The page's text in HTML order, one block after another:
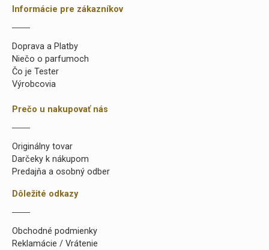
Informácie pre zákazníkov
Doprava a Platby
Niečo o parfumoch
Čo je Tester
Výrobcovia
Prečo u nakupovať nás
Originálny tovar
Darčeky k nákupom
Predajňa a osobný odber
Dôležité odkazy
Obchodné podmienky
Reklamácie / Vrátenie